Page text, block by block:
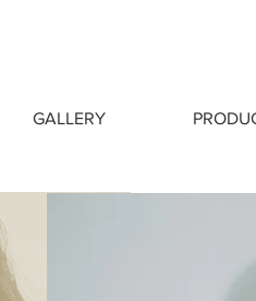
GALLERY